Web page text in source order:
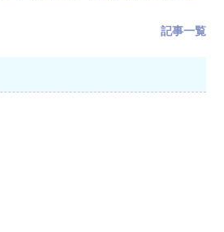
記事一覧